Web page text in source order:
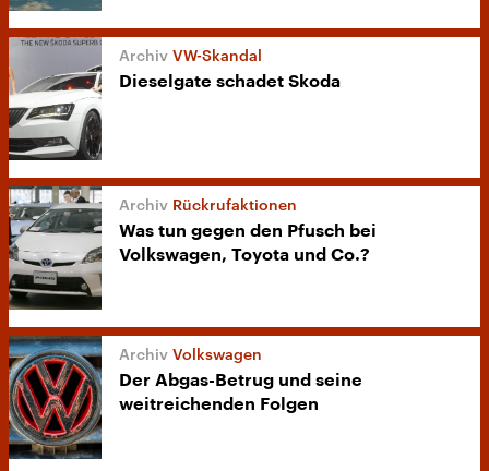
VW-Skandal
Dieselgate schadet Skoda
Rückrufaktionen
Was tun gegen den Pfusch bei
Volkswagen, Toyota und Co.?
Volkswagen
Der Abgas-Betrug und seine
weitreichenden Folgen